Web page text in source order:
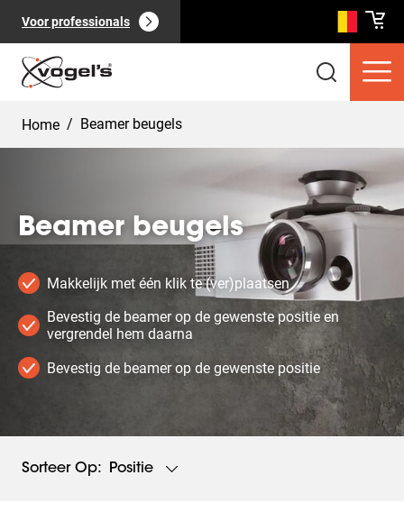
Voor professionals
Consumentenproducten (0): Bekijk alles
Pagina's(0): Bekijk alles
Home / Beamer beugels
Beamer beugels
Makkelijk met één klik te (ver)plaatsen
Bevestig de beamer op de gewenste positie en
vergrendel hem daarna
Bevestig de beamer op de gewenste positie
Sorteer Op: Positie